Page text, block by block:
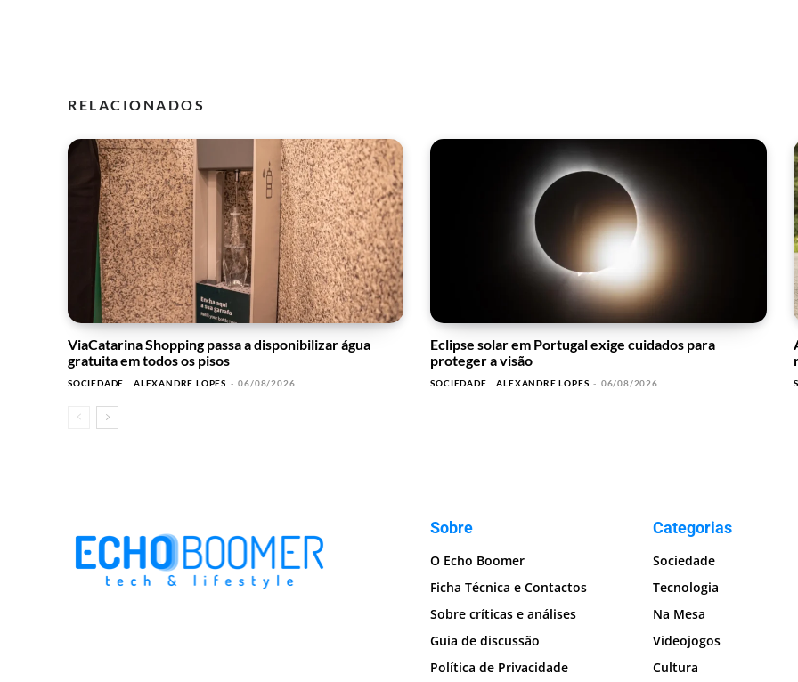
RELACIONADOS
ViaCatarina Shopping passa a disponibilizar água
gratuita em todos os pisos
SOCIEDADE ALEXANDRE LOPES - 06/08/2026
Eclipse solar em Portugal exige cuidados para
proteger a visão
SOCIEDADE ALEXANDRE LOPES - 06/08/2026
Sobre
O Echo Boomer
Ficha Técnica e Contactos
Sobre críticas e análises
Guia de discussão
Política de Privacidade
Categorias
Sociedade
Tecnologia
Na Mesa
Videojogos
Cultura